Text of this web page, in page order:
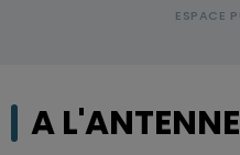
A L'ANTENNE